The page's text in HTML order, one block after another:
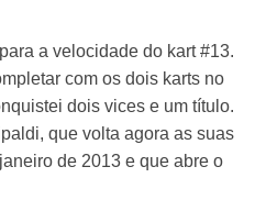
a velocidade do kart #13.
com os dois karts no
dois vices e um título.
que volta agora as suas
de 2013 e que abre o